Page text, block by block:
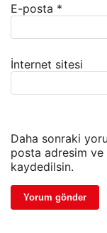
E-posta *
İnternet sitesi
Daha sonraki
posta adresim ve
kaydedilsin.